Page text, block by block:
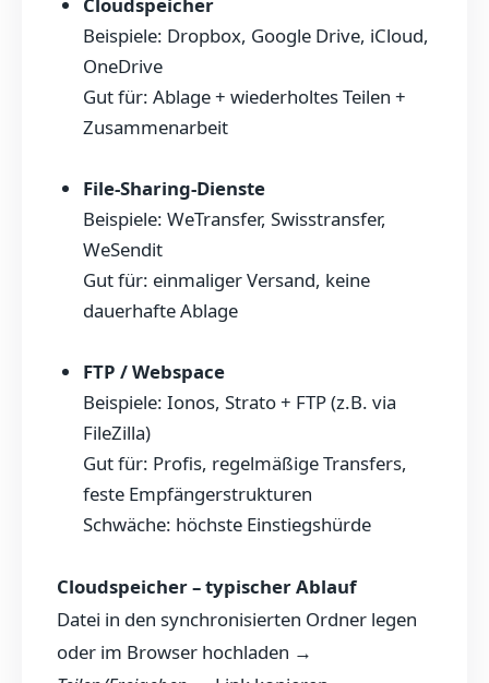
Beispiele: Dropbox, Google Drive, iCloud,
OneDrive
Gut für: Ablage + wiederholtes Teilen +
Zusammenarbeit
File-Sharing-Dienste
Beispiele: WeTransfer, Swisstransfer,
WeSendit
Gut für: einmaliger Versand, keine
dauerhafte Ablage
FTP / Webspace
Beispiele: Ionos, Strato + FTP (z.B. via
FileZilla)
Gut für: Profis, regelmäßige Transfers,
feste Empfängerstrukturen
Schwäche: höchste Einstiegshürde
Cloudspeicher – typischer Ablauf
Datei in den synchronisierten Ordner legen
oder im Browser hochladen →